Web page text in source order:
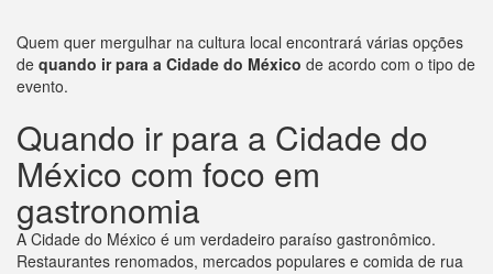
Quem quer mergulhar na cultura local encontrará várias opções
de quando ir para a Cidade do México de acordo com o tipo de
evento.
Quando ir para a Cidade do
México com foco em
gastronomia
A Cidade do México é um verdadeiro paraíso gastronômico.
Restaurantes renomados, mercados populares e comida de rua